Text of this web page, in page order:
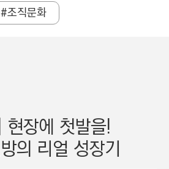
#조직문화
장에 첫발을!
의 리얼 성장기